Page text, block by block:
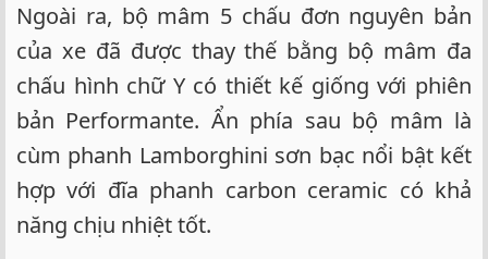
Ngoài ra, bộ mâm 5 chấu đơn nguyên bản
của xe đã được thay thế bằng bộ mâm đa
chấu hình chữ Y có thiết kế giống với phiên
bản Performante. Ẩn phía sau bộ mâm là
cùm phanh Lamborghini sơn bạc nổi bật kết
hợp với đĩa phanh carbon ceramic có khả
năng chịu nhiệt tốt.